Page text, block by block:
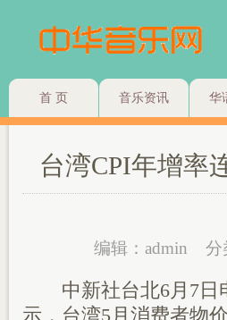
首 页 音乐资讯 华
台湾CPI年增率
编辑：admin 分
中新社台北6月7日
示，台湾5月消费者物